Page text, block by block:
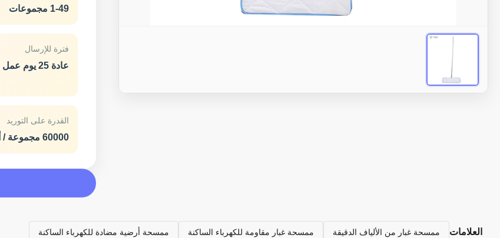
1-49 مجموعات
فترة للإرسال
عادة 25 يوم عمل
القدرة على التوريد
60000 مجموعة / أسبوع
العلامات ممسحة غبار من الألياف الدقيقة ممسحة غبار مقاومة للكهرباء الساكنة ممسحة أرضية مضادة للكهرباء الساكنة